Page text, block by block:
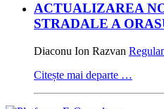
ACTUALIZAREA
STRADALE A
Diaconu Ion Razvan
Citește mai departe …